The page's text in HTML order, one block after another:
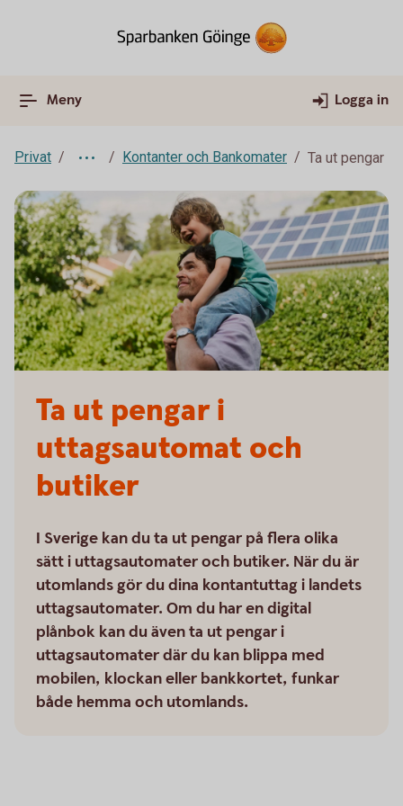
Meny Logga in
Privat Kontanter och Bankomater Ta ut pengar
Ta ut pengar i
uttagsautomat och
butiker
I Sverige kan du ta ut pengar på flera olika
sätt i uttagsautomater och butiker. När du är
utomlands gör du dina kontantuttag i landets
uttagsautomater. Om du har en digital
plånbok kan du även ta ut pengar i
uttagsautomater där du kan blippa med
mobilen, klockan eller bankkortet, funkar
både hemma och utomlands.